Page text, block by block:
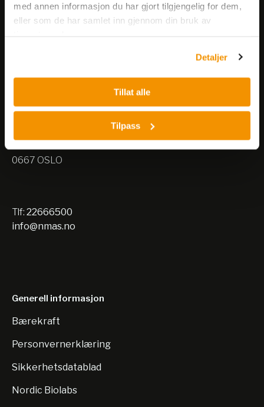
med annen informasjon du har gjort tilgjengelig for dem,
eller som de har samlet inn gjennom din bruk av
Detaljer
Tillat alle
Tilpass
Nils Hansens vei 8
0667 OSLO
Tlf: 22666500
info@nmas.no
Generell informasjon
Bærekraft
Personvernerklæring
Sikkerhetsdatablad
Nordic Biolabs